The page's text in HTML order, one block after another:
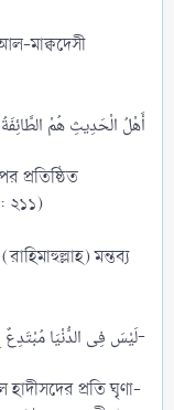
মাক্বদেসী
প্রতিষ্ঠিত
২১১)
মন্তব্য
لَيْسَ فِى الدُّنْيَا مُبْتَدِعٌ إِلاَّ وَ هُوَ يَبْغَضُ أَهْلَ الْحَدِيْثِ-​
প্রতি ঘৃণা-